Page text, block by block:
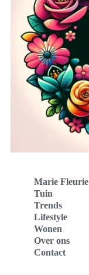
Marie Fleurie
Tuin
Trends
Lifestyle
Wonen
Over ons
Contact